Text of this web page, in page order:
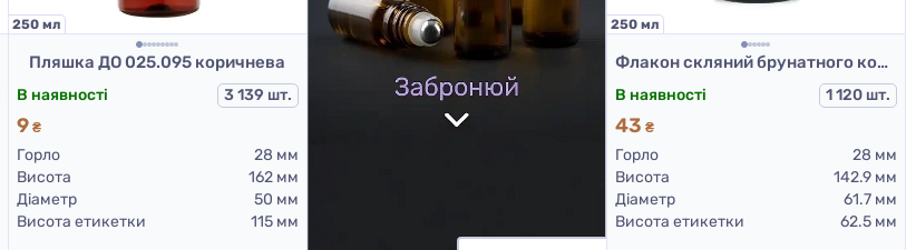
250 мл
Пляшка ДО 025.095 коричнева
В наявності 3 139 шт.
9₴
Горло
28 мм
Висота
162 мм
Діаметр
50 мм
Висота етикетки
115 мм
250 мл
Флакон скляний брунатного кольору для сиропів, 250 мл ФС3-250III
В наявності 1 120 шт.
43 ₴
Горло
28 мм
Висота
142.9 мм
Діаметр
61.7 мм
Висота етикетки
62.5 мм